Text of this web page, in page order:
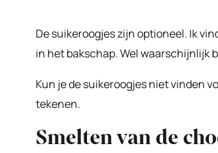
De suikeroogjes zijn optioneel. Ik
in het bakschap. Wel waarschijnlijk
Kun je de suikeroogjes niet vinden
tekenen.
Smelten van de